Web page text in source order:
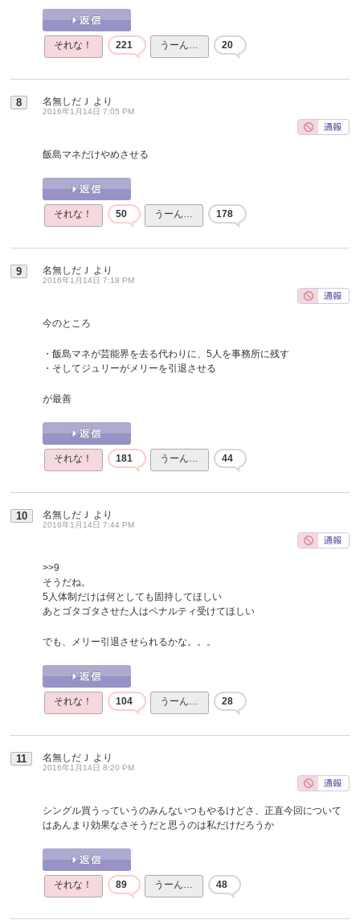
それな！ 221 うーん… 20
8 名無しだＪ より
2016年1月14日 7:05 PM
飯島マネだけやめさせる
それな！ 50 うーん… 178
9 名無しだＪ より
2016年1月14日 7:18 PM
今のところ
・飯島マネが芸能界を去る代わりに、5人を事務所に残す
・そしてジュリーがメリーを引退させる
が最善
それな！ 181 うーん… 44
10 名無しだＪ より
2016年1月14日 7:44 PM
>>9
そうだね。
5人体制だけは何としても固持してほしい
あとゴタゴタさせた人はペナルティ受けてほしい
でも、メリー引退させられるかな。。。
それな！ 104 うーん… 28
11 名無しだＪ より
2016年1月14日 8:20 PM
シングル買うっていうのみんないつもやるけどさ、正直今回について
はあんまり効果なさそうだと思うのは私だけだろうか
それな！ 89 うーん… 48